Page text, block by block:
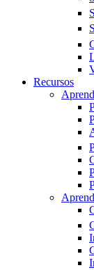
Recursos